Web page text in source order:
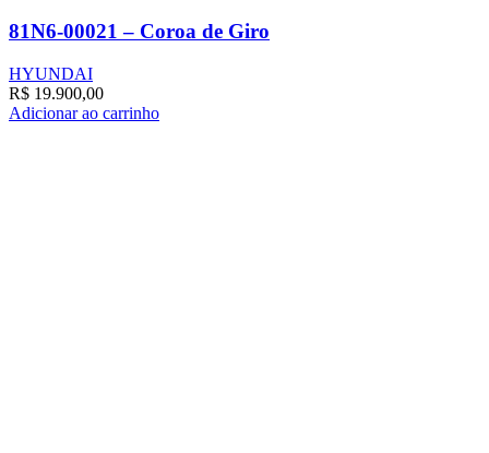
81N6-00021 – Coroa de Giro
HYUNDAI
R$ 19.900,00
Adicionar ao carrinho